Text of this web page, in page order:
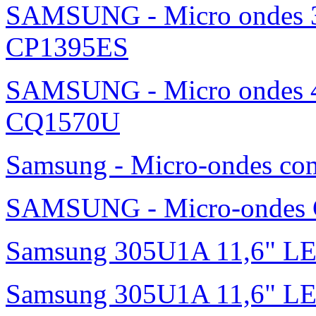
SAMSUNG - Micro
CP1395ES
SAMSUNG - Micro
CQ1570U
Samsung - Micro-ondes
SAMSUNG - Micro-ondes
Samsung 305U1A 11,6"
Samsung 305U1A 11,6"